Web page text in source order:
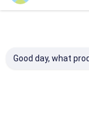
Good day, what